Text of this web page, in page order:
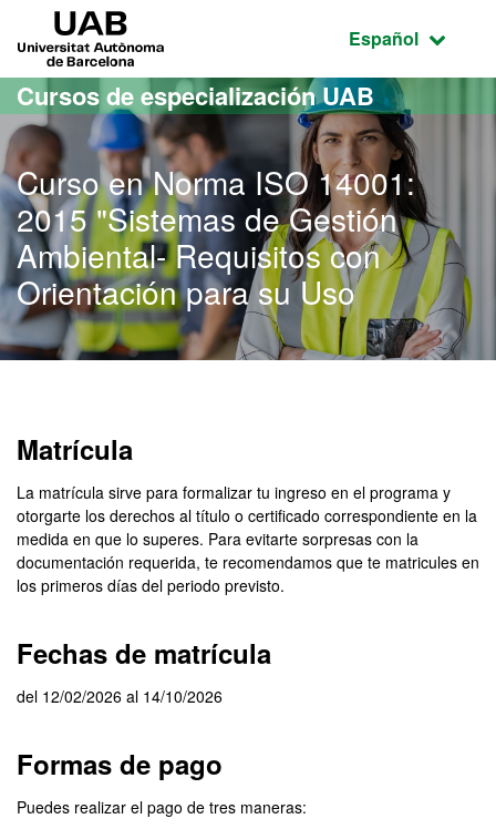
Acceso al contenido principal
Acceso a la navegación de la página
Idioma
Español
Cursos de especialización UAB
Curso en Norma ISO 14001:
2015 "Sistemas de Gestión
Ambiental- Requisitos con
Orientación para su Uso
Matrícula
La matrícula sirve para formalizar tu ingreso en el programa y
otorgarte los derechos al título o certificado correspondiente en la
medida en que lo superes. Para evitarte sorpresas con la
documentación requerida, te recomendamos que te matricules en
los primeros días del periodo previsto.
Fechas de matrícula
del 12/02/2026 al 14/10/2026
Formas de pago
Puedes realizar el pago de tres maneras: